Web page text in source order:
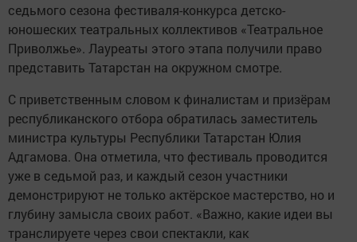
седьмого сезона фестиваля-конкурса детско-
юношеских театральных коллективов «Театральное
Приволжье». Лауреаты этого этапа получили право
представить Татарстан на окружном смотре.
С приветственным словом к финалистам и призёрам
республиканского отбора обратилась заместитель
министра культуры Республики Татарстан Юлия
Адгамова. Она отметила, что фестиваль проводится
уже в седьмой раз, и каждый сезон участники
демонстрируют не только актёрское мастерство, но и
глубину замысла своих работ. «Важно, какие идеи вы
транслируете через свои спектакли, как